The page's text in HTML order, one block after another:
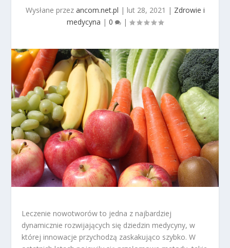
Wysłane przez ancom.net.pl | lut 28, 2021 | Zdrowie i
medycyna | 0 |
Leczenie nowotworów to jedna z najbardziej
dynamicznie rozwijających się dziedzin medycyny, w
której innowacje przychodzą zaskakująco szybko. W